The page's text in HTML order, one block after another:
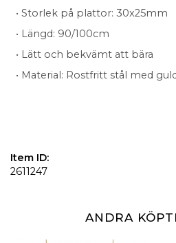
• Storlek på plattor: 30x25mm
• Längd: 90/100cm
• Lätt och bekvämt att bära
• Material: Rostfritt stål med
Item ID:
2611247
ANDRA